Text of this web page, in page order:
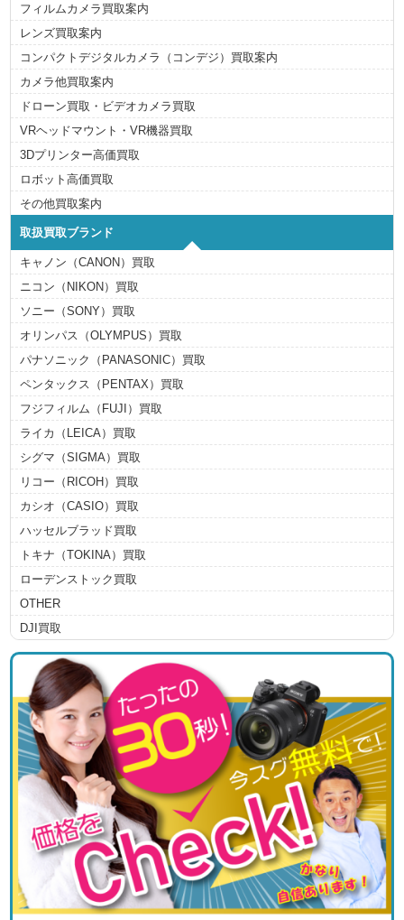
フィルムカメラ買取案内
レンズ買取案内
コンパクトデジタルカメラ（コンデジ）買取案内
カメラ他買取案内
ドローン買取・ビデオカメラ買取
VRヘッドマウント・VR機器買取
3Dプリンター高価買取
ロボット高価買取
その他買取案内
取扱買取ブランド
キャノン（CANON）買取
ニコン（NIKON）買取
ソニー（SONY）買取
オリンパス（OLYMPUS）買取
パナソニック（PANASONIC）買取
ペンタックス（PENTAX）買取
フジフィルム（FUJI）買取
ライカ（LEICA）買取
シグマ（SIGMA）買取
リコー（RICOH）買取
カシオ（CASIO）買取
ハッセルブラッド買取
トキナ（TOKINA）買取
ローデンストック買取
OTHER
DJI買取